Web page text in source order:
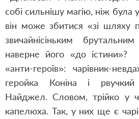
собі сильнішу магію, ніж була
він може збитися «зі шляху
звичайнісіньким
наверне його «до істини»?
«анти-героїв»: чарівник-
геройка Коніна і рвучкий
Найджел. Словом, трійко у
капелюха. Так, у них ще є